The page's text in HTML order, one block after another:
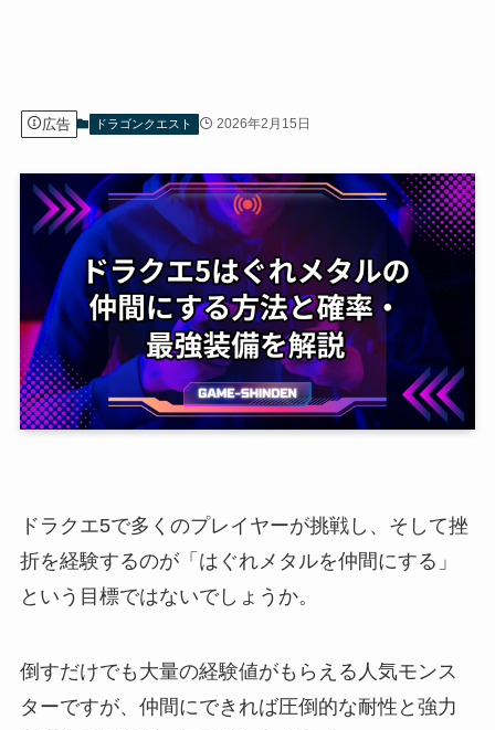
広告 ドラゴンクエスト 2026年2月15日
ドラクエ5で多くのプレイヤーが挑戦し、そして挫
折を経験するのが「はぐれメタルを仲間にする」
という目標ではないでしょうか。
倒すだけでも大量の経験値がもらえる人気モンス
ターですが、仲間にできれば圧倒的な耐性と強力